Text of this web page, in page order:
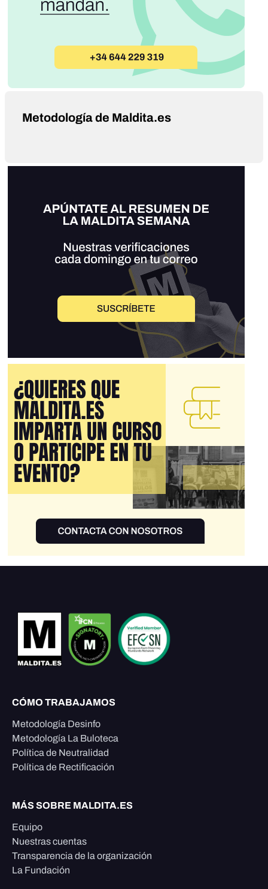
Metodología de Maldita.es
CÓMO TRABAJAMOS
Metodología Desinfo
Metodología La Buloteca
Política de Neutralidad
Política de Rectificación
MÁS SOBRE MALDITA.ES
Equipo
Nuestras cuentas
Transparencia de la organización
La Fundación